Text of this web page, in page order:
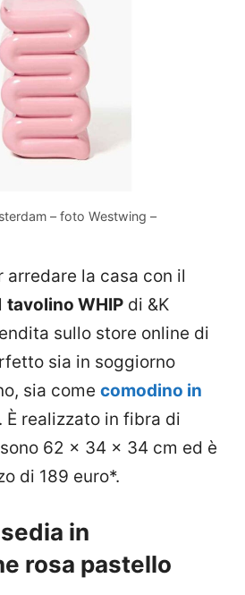
– foto Westwing –
arredare la casa con il
tavolino WHIP di &K
sullo store online di
sia in soggiorno
sia come comodino in
. È realizzato in fibra di
62 x 34 x 34 cm ed è
di 189 euro*.
in
rosa pastello